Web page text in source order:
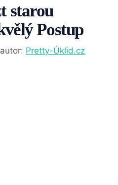
starou
Postup
autor: Pretty-Úklid.cz